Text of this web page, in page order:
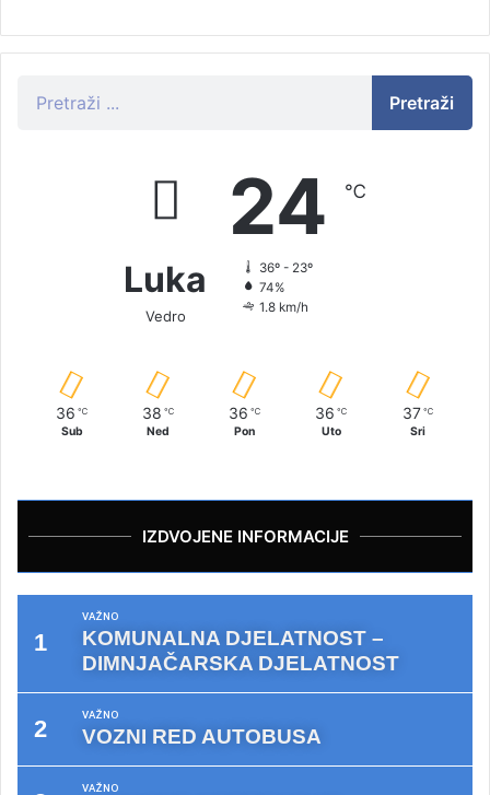
Pretraži
Luka
Vedro
24 ℃
36º - 23º
74%
1.8 km/h
36 ℃
Sub
38 ℃
Ned
36 ℃
Pon
36 ℃
Uto
37 ℃
Sri
IZDVOJENE INFORMACIJE
VAŽNO
KOMUNALNA DJELATNOST –
DIMNJAČARSKA DJELATNOST
VAŽNO
VOZNI RED AUTOBUSA
VAŽNO